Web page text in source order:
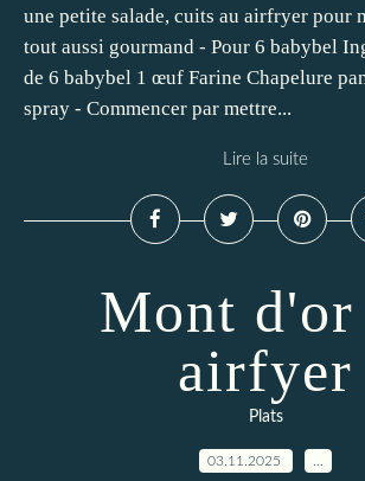
une petite salade, cuits au airfryer pour
tout aussi gourmand - Pour 6 babybel
de 6 babybel 1 œuf Farine Chapelure
spray - Commencer par mettre...
Lire la suite
Mont d'or
airfyer
Plats
03.11.2025